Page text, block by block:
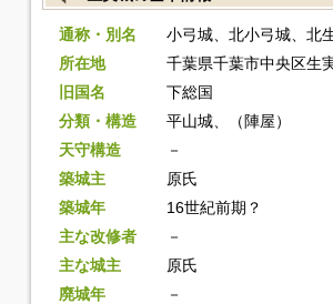
通称・別名
小弓城、北小弓城、北
所在地
千葉県千葉市中央区生
旧国名
下総国
分類・構造
平山城、（陣屋）
天守構造
－
築城主
原氏
築城年
16世紀前期？
主な改修者
－
主な城主
原氏
廃城年
－